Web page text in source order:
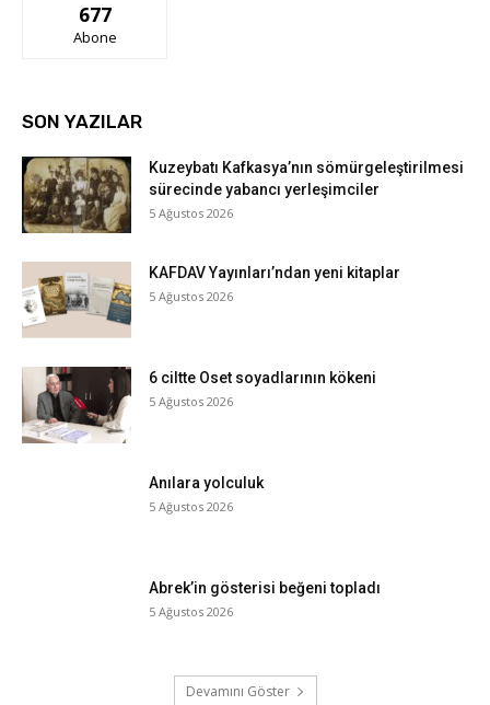
677
Abone
SON YAZILAR
Kuzeybatı Kafkasya’nın sömürgeleştirilmesi
sürecinde yabancı yerleşimciler
5 Ağustos 2026
KAFDAV Yayınları’ndan yeni kitaplar
5 Ağustos 2026
6 ciltte Oset soyadlarının kökeni
5 Ağustos 2026
Anılara yolculuk
5 Ağustos 2026
Abrek’in gösterisi beğeni topladı
5 Ağustos 2026
Devamını Göster